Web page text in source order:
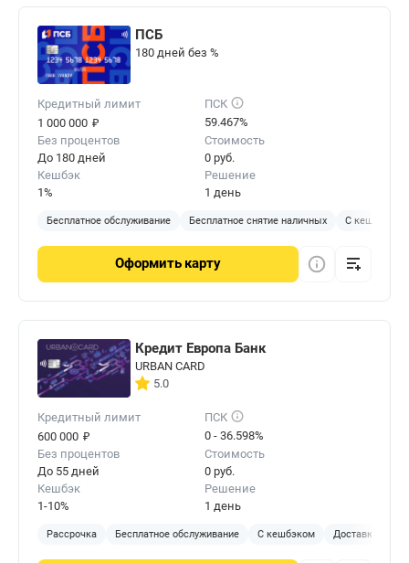
ПСБ
180 дней без %
Кредитный лимит
1 000 000 ₽
ПСК
59.467%
Без процентов
До 180 дней
Стоимость
0 руб.
Кешбэк
1%
Решение
1 день
Бесплатное обслуживание Бесплатное снятие наличных С кешбэком
Оформить карту
Кредит Европа Банк
URBAN CARD
5.0
Кредитный лимит
600 000 ₽
ПСК
0 - 36.598%
Без процентов
До 55 дней
Стоимость
0 руб.
Кешбэк
1-10%
Решение
1 день
Рассрочка Бесплатное обслуживание С кешбэком Доставка на